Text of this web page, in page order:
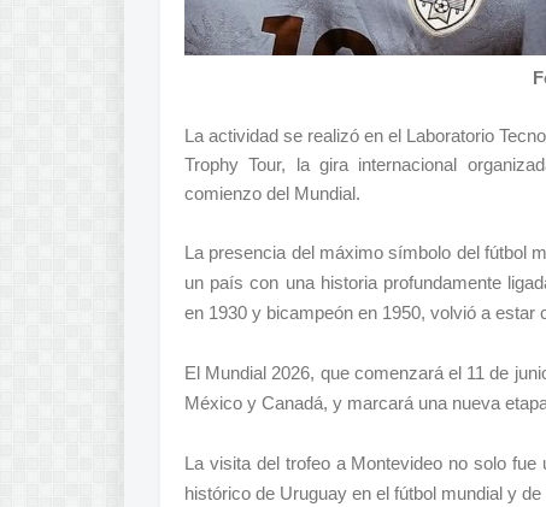
La actividad se realizó en el Laboratorio
Trophy Tour, la gira internacional
comienzo del Mundial.
La presencia del máximo símbolo del fútbol
un país con una historia profundamente
en 1930 y bicampeón en 1950, volvió a estar
El Mundial 2026, que comenzará el 11 de
México y Canadá, y marcará una nueva
La visita del trofeo a Montevideo no solo
histórico de Uruguay en el fútbol mundial y